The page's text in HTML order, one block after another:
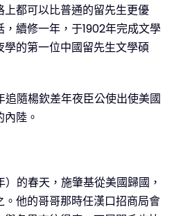
都可以比普通的留先生更優
續修一年，于1902年完成文學
的第一位中國留先生文學碩
追隨楊欽差年夜臣公使出使美國
陸。
的春天，施肇基從美國歸國，
他的哥哥那時任漢口招商局會